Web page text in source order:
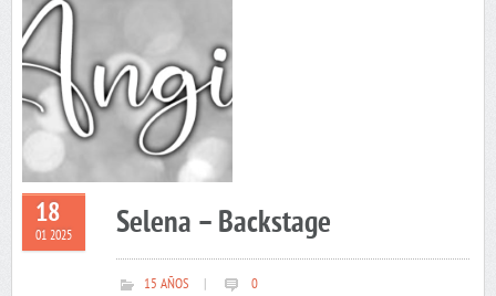
18
01 2025 Selena – Backstage
15 AÑOS 0